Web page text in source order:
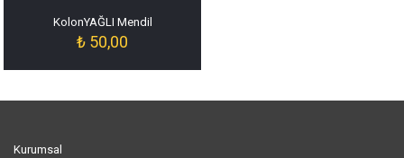
KolonYAĞLI Mendil
₺ 50,00
Kurumsal